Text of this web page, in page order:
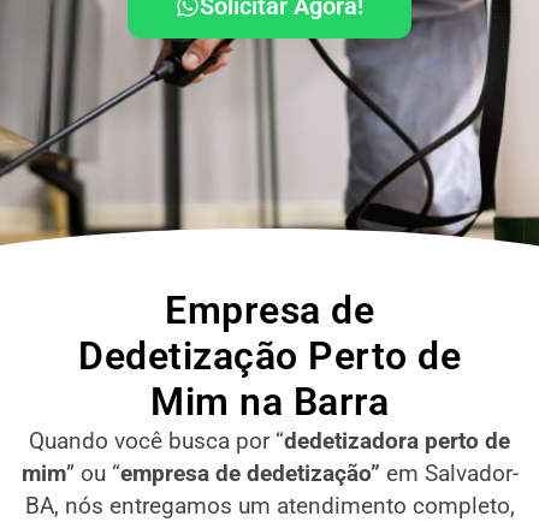
Solicitar Agora!
Empresa de
Dedetização Perto de
Mim na Barra
Quando você busca por “dedetizadora perto de
mim” ou “empresa de dedetização” em Salvador-
BA, nós entregamos um atendimento completo,